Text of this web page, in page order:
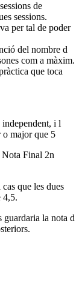
de
sessions.
per tal de poder
del nombre d
com a màxim.
que toca
independent, i l
o major que 5
Final 2n
que les dues
4,5.
guardaria la nota d